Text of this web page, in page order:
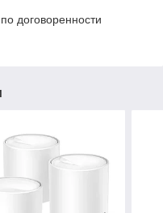
договоренности